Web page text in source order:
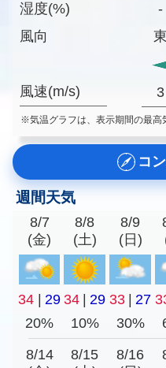
湿度(%)
風向
風速(m/s)
-
東
3
※気温グラフは、表示期間の最高
コ
週間天気
8/7
(金)
8/8
(土)
8/9
(日)
34 | 29 34 | 29 33 | 27
20%
10% 30%
8/14
8/15
8/16